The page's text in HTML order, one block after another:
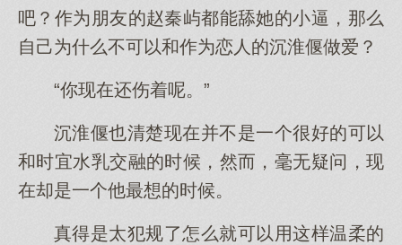
吧？作为朋友的赵秦屿都能舔她的小逼，那么
自己为什么不可以和作为恋人的沉淮偃做爱？
“你现在还伤着呢。”
沉淮偃也清楚现在并不是一个很好的可以
和时宜水乳交融的时候，然而，毫无疑问，现
在却是一个他最想的时候。
真得是太犯规了怎么就可以用这样温柔的